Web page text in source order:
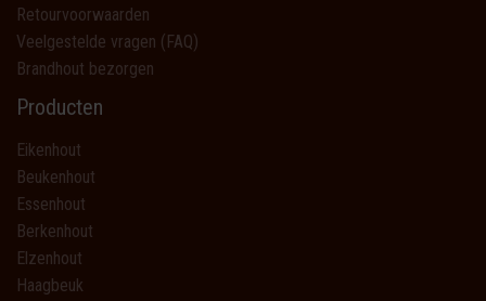
Retourvoorwaarden
Veelgestelde vragen (FAQ)
Brandhout bezorgen
Producten
Eikenhout
Beukenhout
Essenhout
Berkenhout
Elzenhout
Haagbeuk